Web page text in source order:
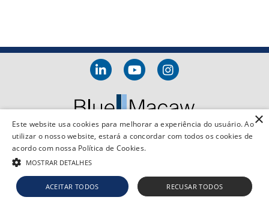
×
Este website usa cookies para melhorar a experiência do usuário. Ao
utilizar o nosso website, estará a concordar com todos os cookies de
acordo com nossa Política de Cookies.
MOSTRAR DETALHES
ACEITAR TODOS RECUSAR TODOS